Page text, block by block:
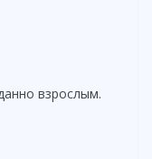
взрослым.